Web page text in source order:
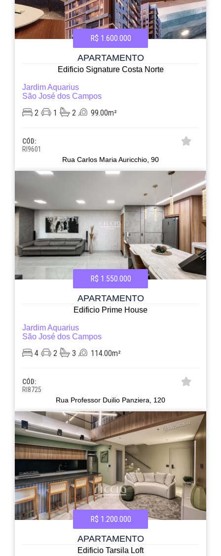
R$ 1.600.000
APARTAMENTO
Edificio Signature Costa Norte
Jardim Aquarius
São José dos Campos
2 1 2 99.00m²
CÓD:
RI9601
Rua Carlos Maria Auricchio, 90
R$ 1.550.000
APARTAMENTO
Edificio Prime House
Jardim Aquarius
São José dos Campos
4 2 3 114.00m²
CÓD:
RI8725
Rua Professor Duilio Panziera, 120
R$ 1.200.000
APARTAMENTO
Edificio Tarsila Loft